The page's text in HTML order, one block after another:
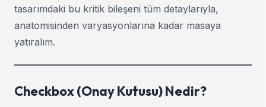
tasarımdaki bu kritik bileşeni tüm detaylarıyla,
anatomisinden varyasyonlarına kadar masaya
yatıralım.
Checkbox (Onay Kutusu) Nedir?